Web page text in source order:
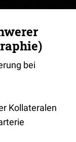
bei
Kollateralen